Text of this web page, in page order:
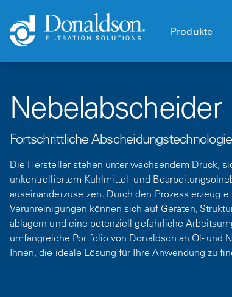
Produkte
Nebelabscheider
Fortschrittliche Abscheidungstechnologie
Die Hersteller stehen unter wachsendem Druck,
unkontrolliertem Kühlmittel- und
auseinanderzusetzen. Durch den Prozess
Verunreinigungen können sich auf Geräten,
ablagern und eine potenziell gefährliche
umfangreiche Portfolio von Donaldson an Öl- und
Ihnen, die ideale Lösung für Ihre Anwendung zu